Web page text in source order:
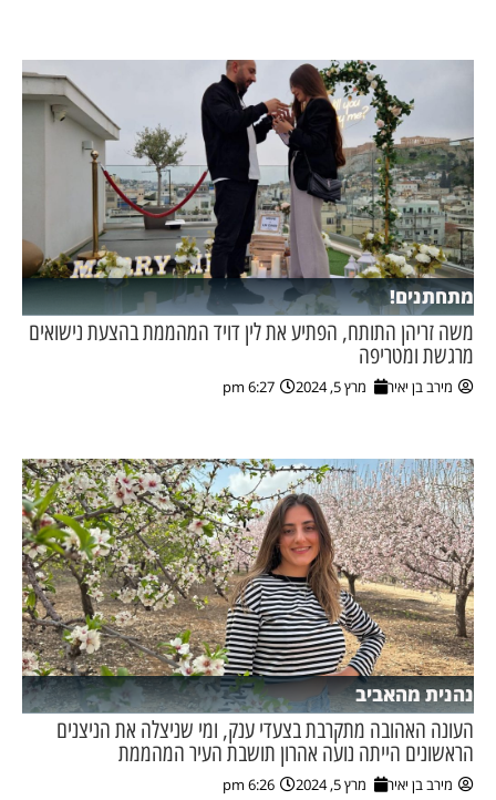
מקומית
עסקים
מתחתנים!
משה זריהן התותח, הפתיע את לין דויד המהממת בהצעת נישואים
מרגשת ומטריפה
מירב בן יאיר מרץ 5, 2024 6:27 pm
נהנית מהאביב
העונה האהובה מתקרבת בצעדי ענק, ומי שניצלה את הניצנים
הראשונים הייתה נועה אהרון תושבת העיר המהממת
מירב בן יאיר מרץ 5, 2024 6:26 pm